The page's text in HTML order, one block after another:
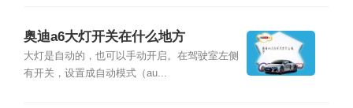
奥迪a6大灯开关在什么地方
大灯是自动的，也可以手动开启。在驾驶室左侧
有开关，设置成自动模式（au...